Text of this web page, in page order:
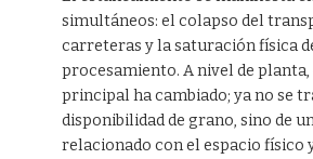
simultáneos: el colapso del
carreteras y la saturación física
procesamiento. A nivel de
principal ha cambiado; ya no se
disponibilidad de grano, sino de
relacionado con el espacio físico